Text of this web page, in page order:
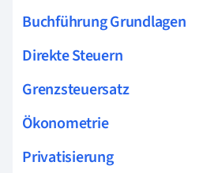
Buchführung Grundlagen
Direkte Steuern
Grenzsteuersatz
Ökonometrie
Privatisierung